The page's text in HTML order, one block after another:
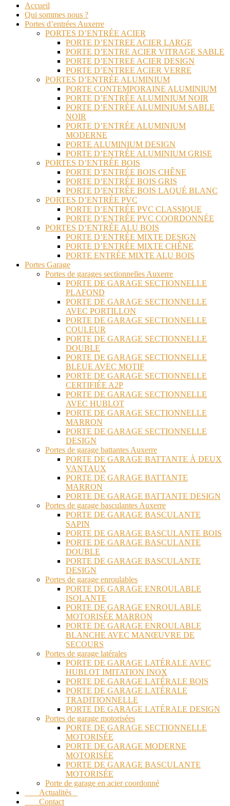
Accueil
Qui sommes nous ?
Portes d’entrées Auxerre
PORTES D’ENTRÉE ACIER
PORTE D’ENTREE ACIER LARGE
PORTE D’ENTRE ACIER VITRAGE SABLE
PORTE D’ENTREE ACIER DESIGN
PORTE D’ENTREE ACIER VERRE
PORTES D’ENTRÉE ALUMINIUM
PORTE CONTEMPORAINE ALUMINIUM
PORTE D’ENTRÉE ALUMINIUM NOIR
PORTE D’ENTRÉE ALUMINIUM SABLE
NOIR
PORTE D’ENTRÉE ALUMINIUM
MODERNE
PORTE ALUMINIUM DESIGN
PORTE D’ENTRÉE ALUMINIUM GRISE
PORTES D’ENTRÉE BOIS
PORTE D’ENTRÉE BOIS CHÊNE
PORTE D’ENTRÉE BOIS GRIS
PORTE D’ENTRÉE BOIS LAQUÉ BLANC
PORTES D’ENTRÉE PVC
PORTE D’ENTRÉE PVC CLASSIQUE
PORTE D’ENTRÉE PVC COORDONNÉE
PORTES D’ENTRÉE ALU BOIS
PORTE D’ENTRÉE MIXTE DESIGN
PORTE D’ENTRÉE MIXTE CHÊNE
PORTE ENTRÉE MIXTE ALU BOIS
Portes Garage
Portes de garages sectionnelles Auxerre
PORTE DE GARAGE SECTIONNELLE
PLAFOND
PORTE DE GARAGE SECTIONNELLE
AVEC PORTILLON
PORTE DE GARAGE SECTIONNELLE
COULEUR
PORTE DE GARAGE SECTIONNELLE
DOUBLE
PORTE DE GARAGE SECTIONNELLE
BLEUE AVEC MOTIF
PORTE DE GARAGE SECTIONNELLE
CERTIFIÉE A2P
PORTE DE GARAGE SECTIONNELLE
AVEC HUBLOT
PORTE DE GARAGE SECTIONNELLE
MARRON
PORTE DE GARAGE SECTIONNELLE
DESIGN
Portes de garage battantes Auxerre
PORTE DE GARAGE BATTANTE À DEUX
VANTAUX
PORTE DE GARAGE BATTANTE
MARRON
PORTE DE GARAGE BATTANTE DESIGN
Portes de garage basculantes Auxerre
PORTE DE GARAGE BASCULANTE
SAPIN
PORTE DE GARAGE BASCULANTE BOIS
PORTE DE GARAGE BASCULANTE
DOUBLE
PORTE DE GARAGE BASCULANTE
DESIGN
Portes de garage enroulables
PORTE DE GARAGE ENROULABLE
ISOLANTE
PORTE DE GARAGE ENROULABLE
MOTORISÉE MARRON
PORTE DE GARAGE ENROULABLE
BLANCHE AVEC MANŒUVRE DE
SECOURS
Portes de garage latérales
PORTE DE GARAGE LATÉRALE AVEC
HUBLOT IMITATION INOX
PORTE DE GARAGE LATÉRALE BOIS
PORTE DE GARAGE LATÉRALE
TRADITIONNELLE
PORTE DE GARAGE LATÉRALE DESIGN
Portes de garage motorisées
PORTE DE GARAGE SECTIONNELLE
MOTORISÉE
PORTE DE GARAGE MODERNE
MOTORISÉE
PORTE DE GARAGE BASCULANTE
MOTORISÉE
Porte de garage en acier coordonné
Actualités
Contact